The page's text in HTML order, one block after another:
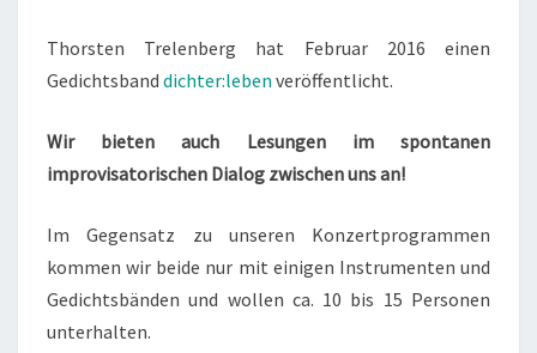
Thorsten Trelenberg hat Februar 2016 einen
Gedichtsband dichter:leben veröffentlicht.
Wir bieten auch Lesungen im spontanen
improvisatorischen Dialog zwischen uns an!
Im Gegensatz zu unseren Konzertprogrammen
kommen wir beide nur mit einigen Instrumenten und
Gedichtsbänden und wollen ca. 10 bis 15 Personen
unterhalten.